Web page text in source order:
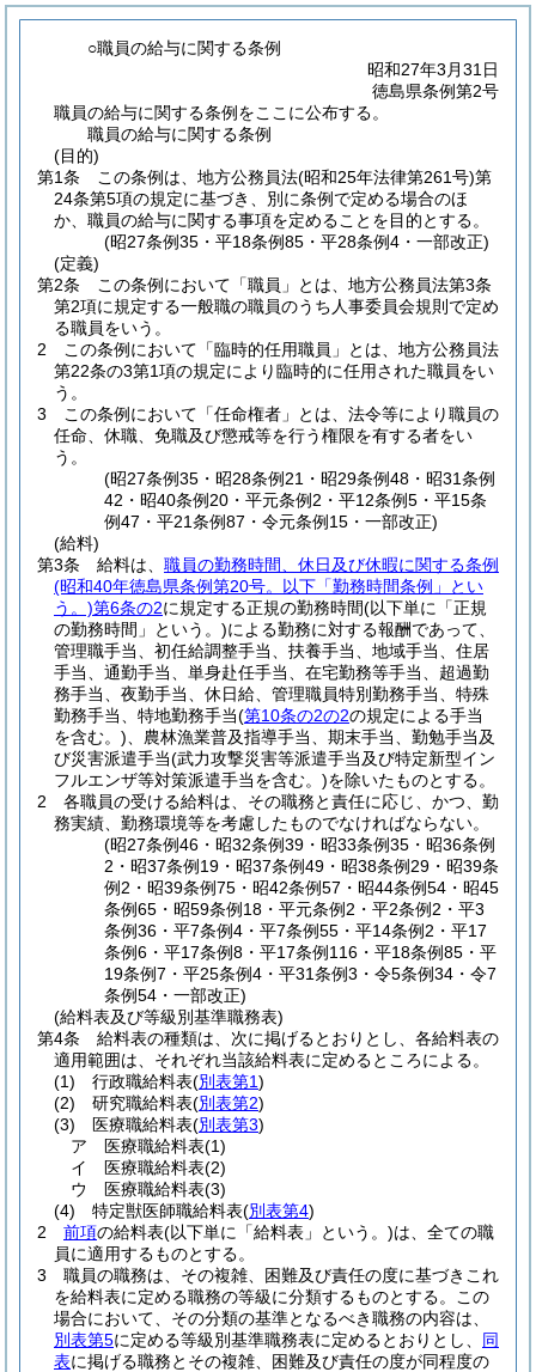
○職員の給与に関する条例
昭和27年3月31日
徳島県条例第2号
職員の給与に関する条例をここに公布する。
職員の給与に関する条例
(目的)
第1条
この条例は、地方公務員法(昭和25年法律第261号)第
24条第5項の規定に基づき、別に条例で定める場合のほ
か、職員の給与に関する事項を定めることを目的とする。
(昭27条例35・平18条例85・平28条例4・一部改正)
(定義)
第2条
この条例において「職員」とは、地方公務員法第3条
第2項に規定する一般職の職員のうち人事委員会規則で定め
る職員をいう。
2
この条例において「臨時的任用職員」とは、地方公務員法
第22条の3第1項の規定により臨時的に任用された職員をい
う。
3
この条例において「任命権者」とは、法令等により職員の
任命、休職、免職及び懲戒等を行う権限を有する者をい
う。
(昭27条例35・昭28条例21・昭29条例48・昭31条例
42・昭40条例20・平元条例2・平12条例5・平15条
例47・平21条例87・令元条例15・一部改正)
(給料)
第3条
給料は、 職員の勤務時間、休日及び休暇に関する条例
(昭和40年徳島県条例第20号。以下「勤務時間条例」とい
う。)第6条の2に規定する正規の勤務時間(以下単に「正規
の勤務時間」という。)による勤務に対する報酬であって、
管理職手当、初任給調整手当、扶養手当、地域手当、住居
手当、通勤手当、単身赴任手当、在宅勤務等手当、超過勤
務手当、夜勤手当、休日給、管理職員特別勤務手当、特殊
勤務手当、特地勤務手当(第10条の2の2の規定による手当
を含む。) 、農林漁業普及指導手当、期末手当、勤勉手当及
び災害派遣手当(武力攻撃災害等派遣手当及び特定新型イン
フルエンザ等対策派遣手当を含む。)を除いたものとする。
2
各職員の受ける給料は、その職務と責任に応じ、かつ、勤
務実績、勤務環境等を考慮したものでなければならない。
(昭27条例46・昭32条例39・昭33条例35・昭36条例
2・昭37条例19・昭37条例49・昭38条例29・昭39条
例2・昭39条例75・昭42条例57・昭44条例54・昭45
条例65・昭59条例18・平元条例2・平2条例2・平3
条例36・平7条例4・平7条例55・平14条例2・平17
条例6・平17条例8・平17条例116・平18条例85・平
19条例7・平25条例4・平31条例3・令5条例34・令7
条例54・一部改正)
(給料表及び等級別基準職務表)
第4条
給料表の種類は、次に掲げるとおりとし、各給料表の
適用範囲は、それぞれ当該給料表に定めるところによる。
(1)
行政職給料表(別表第1)
(2)
研究職給料表(別表第2)
(3)
医療職給料表(別表第3)
ア
医療職給料表(1)
イ
医療職給料表(2)
ウ
医療職給料表(3)
(4)
特定獣医師職給料表(別表第4)
2
前項の給料表(以下単に「給料表」という。)は、全ての職
員に適用するものとする。
3
職員の職務は、その複雑、困難及び責任の度に基づきこれ
を給料表に定める職務の等級に分類するものとする。
この
場合において、その分類の基準となるべき職務の内容は、
別表第5に定める等級別基準職務表に定めるとおりとし、 同
表に掲げる職務とその複雑、困難及び責任の度が同程度の